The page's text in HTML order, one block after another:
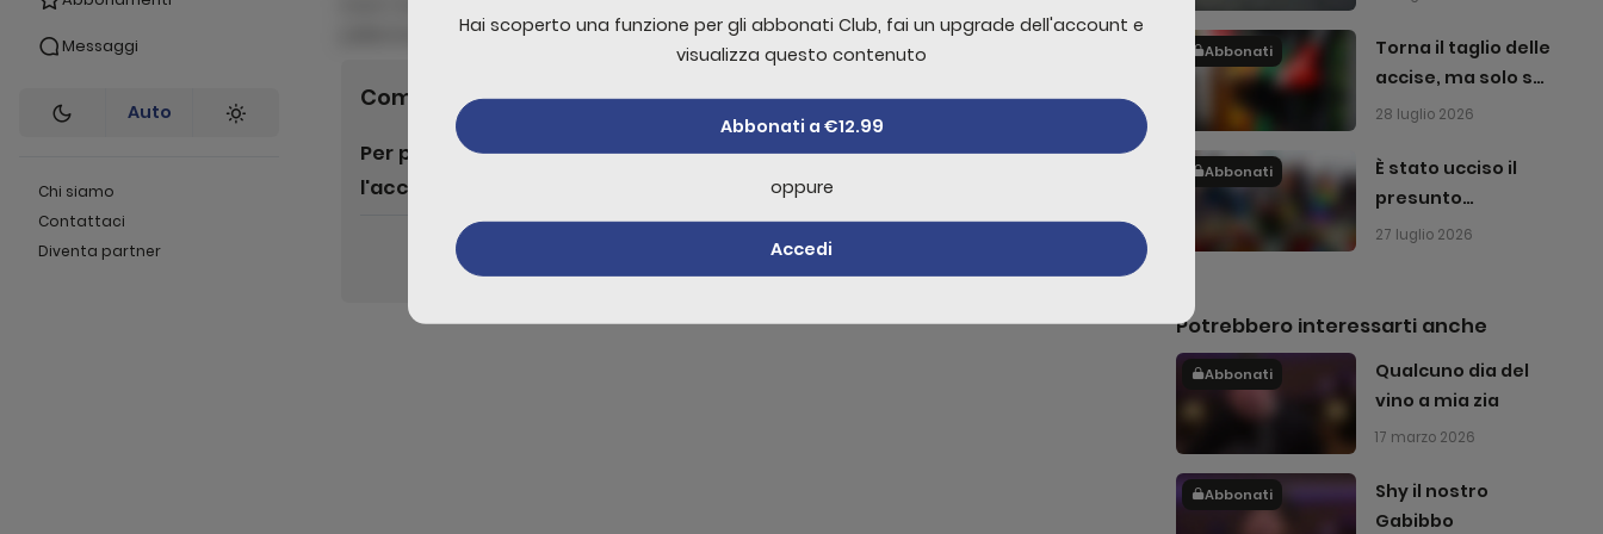
Messaggi
Auto
Chi siamo
Contattaci
Diventa partner
pellentesque massa vel luctus
Commenti0
Per poter lasciare un commento è necessario effettuare
l'accesso
Livello non sufficente per visualizzare il contenuto
Abbonati
Torna il taglio delle
accise, ma solo sul
gasolio
28 luglio 2026
Abbonati
È stato ucciso il
presunto
attentatore del
27 luglio 2026
Potrebbero interessarti anche
Abbonati
Qualcuno dia del
vino a mia zia
17 marzo 2026
Abbonati
Shy il nostro
Gabibbo
Hai scoperto una funzione per gli abbonati Club, fai un upgrade dell'account e
visualizza questo contenuto
Abbonati a €12.99
oppure
Accedi